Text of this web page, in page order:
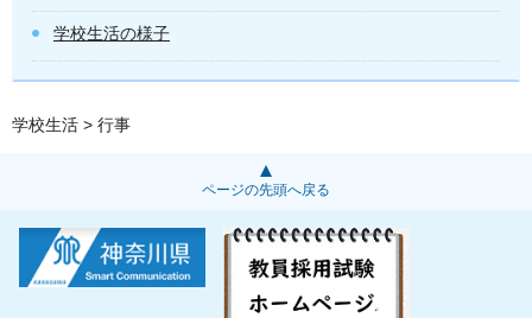
学校生活の様子
学校生活 > 行事
ページの先頭へ戻る